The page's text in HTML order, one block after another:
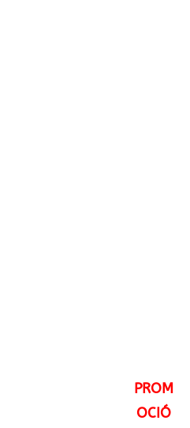
PROM
OCIÓ